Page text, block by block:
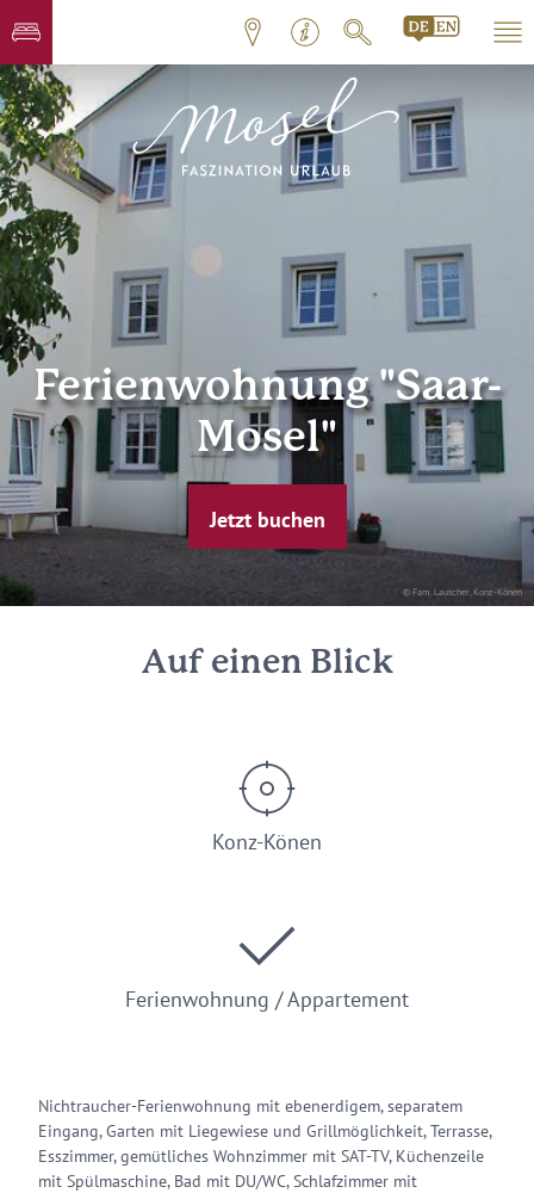
© Fam. Lauscher, Konz-Könen
Ferienwohnung "Saar-
Mosel"
Jetzt buchen
Auf einen Blick
Konz-Könen
Ferienwohnung / Appartement
Nichtraucher-Ferienwohnung mit ebenerdigem, separatem
Eingang, Garten mit Liegewiese und Grillmöglichkeit, Terrasse,
Esszimmer, gemütliches Wohnzimmer mit SAT-TV, Küchenzeile
mit Spülmaschine, Bad mit DU/WC, Schlafzimmer mit